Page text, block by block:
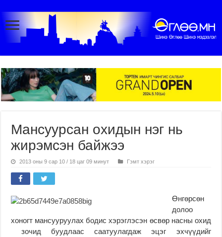
Мансуурсан охидын нэг нь
жирэмсэн байжээ
2013 оны 9 сар 10 / 18 цаг 09 минут Гэмт хэрэг
Өнгөрсөн
долоо
хоногт мансууруулах бодис хэрэглэсэн өсвөр насны охид
зочид буудлаас саатуулагдаж эцэг эхчүүдийг